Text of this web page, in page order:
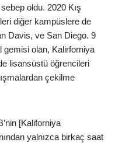
oldu. 2020 Kış
diğer kampüslere de
Davis, ve San Diego. 9
gemisi olan, Kalirforniya
lisansüstü öğrencileri
çekilme
[Kaliforniya
yalnızca birkaç saat